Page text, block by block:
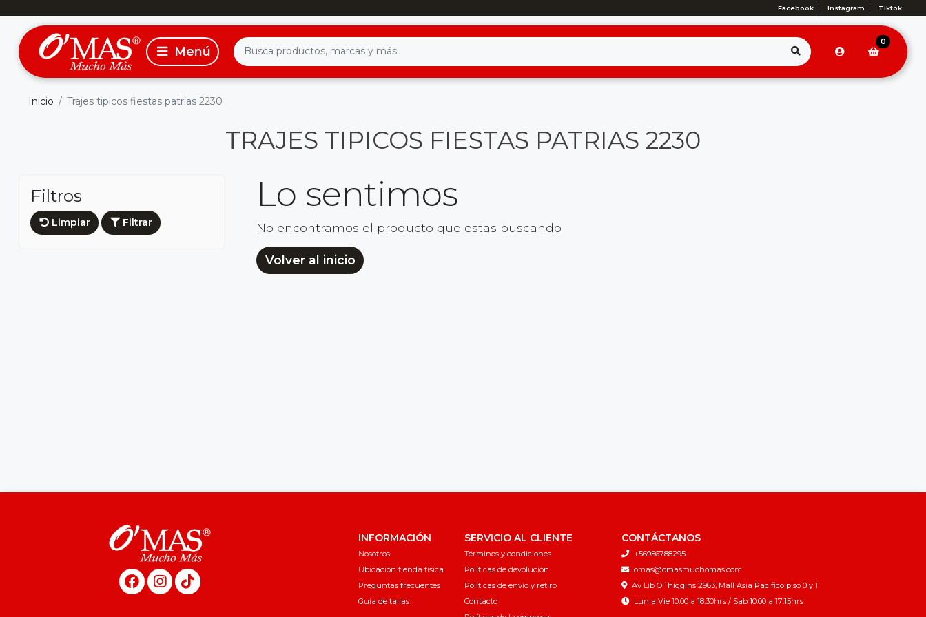
Facebook Instagram Tiktok
0
Inicio Trajes tipicos fiestas patrias 2230
TRAJES TIPICOS FIESTAS PATRIAS 2230
Filtros
Limpiar Filtrar
Lo sentimos
No encontramos el producto que estas buscando
Volver al inicio
INFORMACIÓN
Nosotros
Ubicación tienda física
Preguntas frecuentes
Guía de tallas
SERVICIO AL CLIENTE
Términos y condiciones
Políticas de devolución
Políticas de envío y retiro
Contacto
CONTÁCTANOS
+56956788295
omas@omasmuchomas.com
Av Lib O´higgins 2963, Mall Asia Pacifico piso 0 y 1
Lun a Vie 10:00 a 18:30hrs / Sab 10:00 a 17:15hrs